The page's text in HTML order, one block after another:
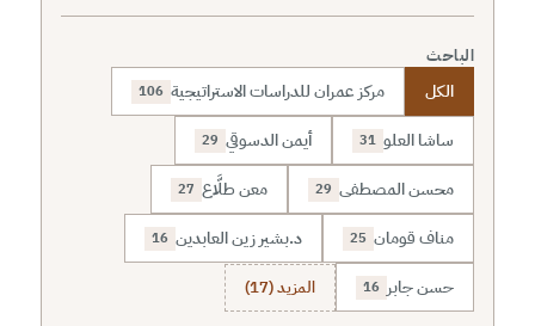
الباحث
الكل مركز عمران للدراسات الاستراتيجية 106
ساشا العلو 31 أيمن الدسوقي 29
محسن المصطفى 29 معن طلَّاع 27
مناف قومان 25 د.بشير زين العابدين 16
حسن جابر 16 المزيد (17)